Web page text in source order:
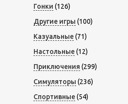
Гонки (126)
Другие игры (100)
Казуальные(71)
Настольные(12)
Приключения (299)
Симуляторы (236)
Спортивные(54)